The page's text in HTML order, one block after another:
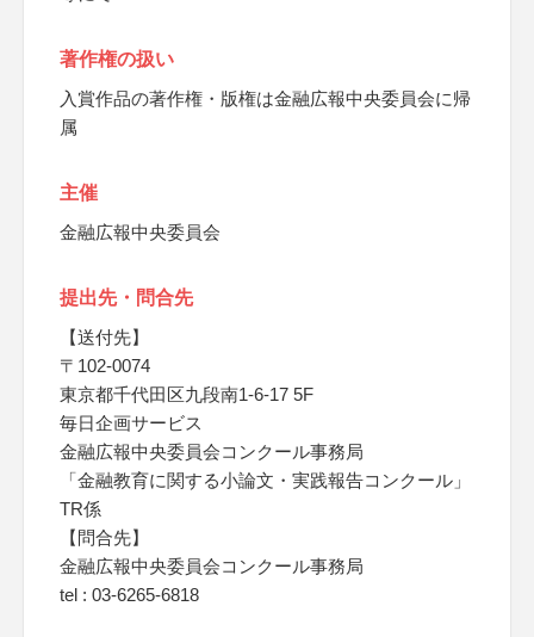
著作権の扱い
入賞作品の著作権・版権は金融広報中央委員会に帰
属
主催
金融広報中央委員会
提出先・問合先
【送付先】
〒102-0074
東京都千代田区九段南1-6-17 5F
毎日企画サービス
金融広報中央委員会コンクール事務局
「金融教育に関する小論文・実践報告コンクール」
TR係
【問合先】
金融広報中央委員会コンクール事務局
tel : 03-6265-6818